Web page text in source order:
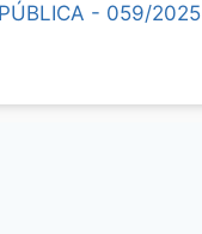
- 059/2025